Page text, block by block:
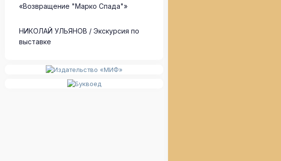
«Возвращение "Марко Спада"»
НИКОЛАЙ УЛЬЯНОВ / Экскурсия по
выставке